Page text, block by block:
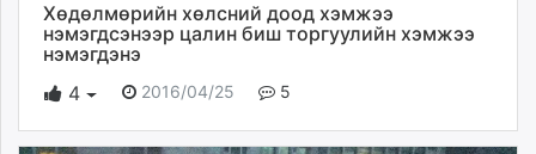
Хөдөлмөрийн хөлсний доод хэмжээ
нэмэгдсэнээр цалин биш торгуулийн хэмжээ
нэмэгдэнэ
4
2016/04/25 5